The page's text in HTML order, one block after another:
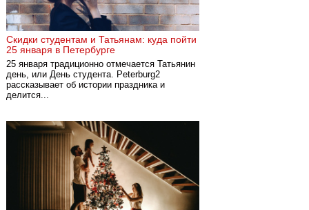
Скидки студентам и Татьянам: куда пойти
25 января в Петербурге
25 января традиционно отмечается Татьянин
день, или День студента. Peterburg2
рассказывает об истории праздника и
делится...